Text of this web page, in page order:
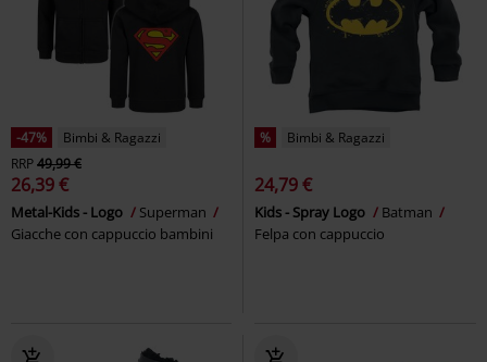
-47%
Bimbi & Ragazzi
RRP49,99 €
26,39 €
Metal-Kids - Logo
Superman
Giacche con cappuccio bambini
% Bimbi & Ragazzi
24,79 €
Kids - Spray Logo
Batman
Felpa con cappuccio